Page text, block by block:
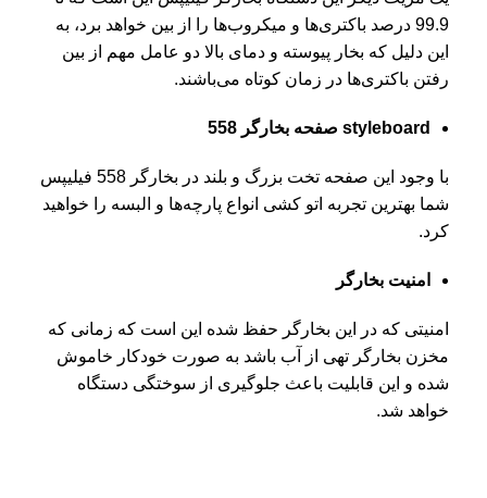
99.9 درصد باکتری‌ها و میکروب‌ها را از بین خواهد برد، به
این دلیل که بخار پیوسته و دمای بالا دو عامل مهم از بین
رفتن باکتری‌ها در زمان کوتاه می‌باشند.
styleboard صفحه بخارگر 558
با وجود این صفحه تخت بزرگ و بلند در بخارگر 558 فیلیپس
شما بهترین تجربه اتو کشی انواع پارچه‌ها و البسه را خواهید
کرد.
امنیت بخارگر
امنیتی که در این بخارگر حفظ شده این است که زمانی که
مخزن بخارگر تهی از آب باشد به صورت خودکار خاموش
شده و این قابلیت باعث جلوگیری از سوختگی دستگاه
خواهد شد.